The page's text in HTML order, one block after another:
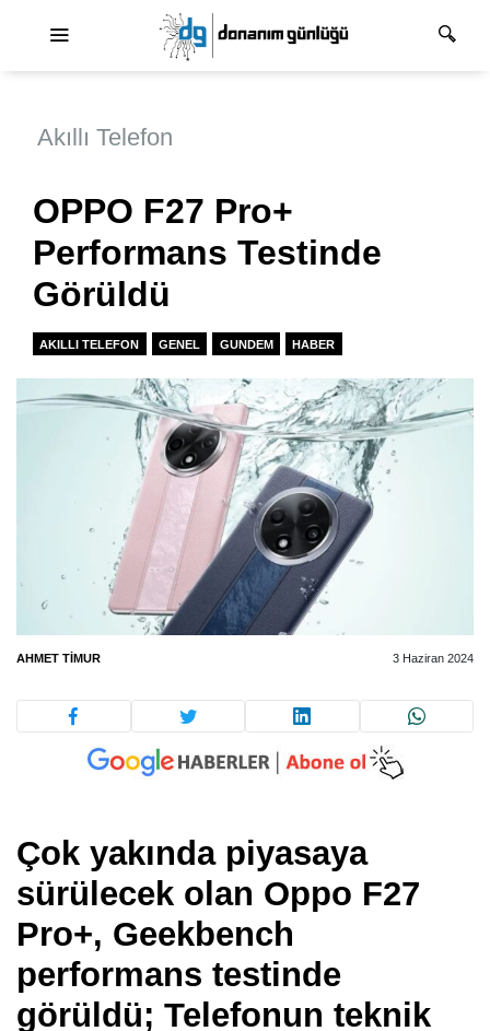
Akıllı Telefon
OPPO F27 Pro+
Performans Testinde
Görüldü
AKILLI TELEFON GENEL GUNDEM HABER
AHMET TIMUR 3 Haziran 2024
Çok yakında piyasaya
sürülecek olan Oppo F27
Pro+, Geekbench
performans testinde
görüldü; Telefonun teknik